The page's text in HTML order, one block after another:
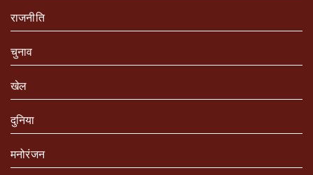
राजनीति
चुनाव
खेल
दुनिया
मनोरंजन